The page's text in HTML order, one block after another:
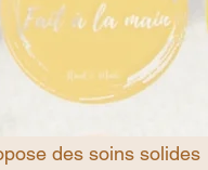
des soins solides